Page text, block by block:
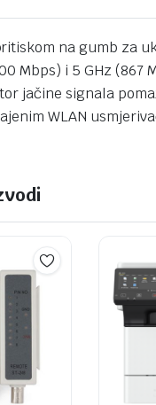
na gumb za
Mbps) i 5 GHz (867
jačine signala
WLAN